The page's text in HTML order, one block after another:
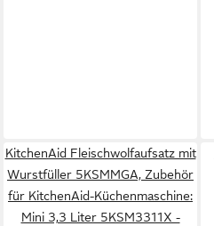
KitchenAid Fleischwolfaufsatz mit
Wurstfüller 5KSMMGA, Zubehör
für KitchenAid-Küchenmaschine:
Mini 3,3 Liter 5KSM3311X -